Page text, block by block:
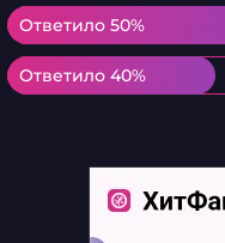
Ответило 50%
Ответило 50%
Ответило 40%
Ответило 40%